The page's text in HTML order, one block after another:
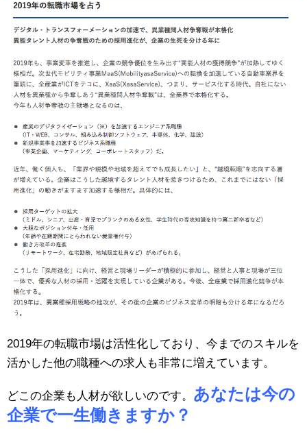
2019年の転職市場は活性化しており、今までのスキルを
活かした他の職種への求人も非常に増えています。
どこの企業も人材が欲しいのです。 あなたは今の
企業で一生働きますか？